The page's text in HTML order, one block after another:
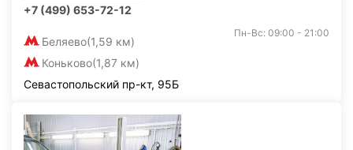
+7 (499) 653-72-12
Беляево(1,59 км)
Коньково(1,87 км)
Пн-Вс: 09:00 - 21:00
Севастопольский пр-кт, 95Б